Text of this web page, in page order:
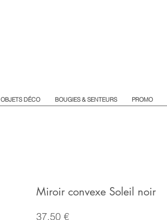
OBJETS DÉCO BOUGIES & SENTEURS PROMO
Miroir convexe Soleil noir
37,50 €Prix